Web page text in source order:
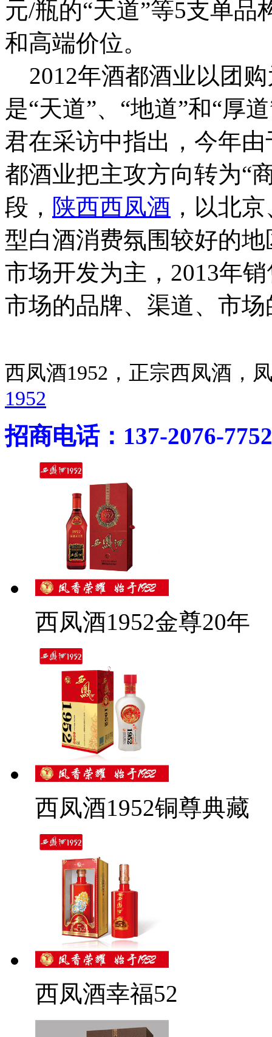
元/瓶的“天道”等5支单
和高端价位。
2012年酒都酒业以团
是“天道”、“地道”和“厚
君在采访中指出，今年
都酒业把主攻方向转为“
段， 陕西西凤酒 ，以北
型白酒消费氛围较好的
市场开发为主，2013年
市场的品牌、渠道、市
西凤酒1952，正宗西凤酒
1952
招商电话：137-2076-7752
西凤酒1952金尊20年
西凤酒1952铜尊典藏
西凤酒幸福52